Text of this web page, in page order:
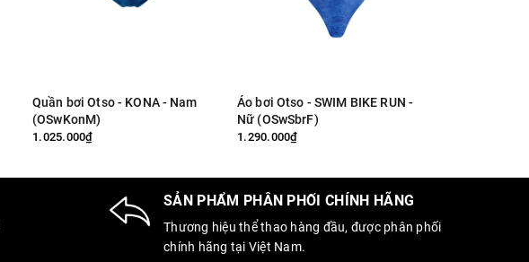
Quần bơi Otso - KONA - Nam
(OSwKonM)
1.025.000₫
Áo bơi Otso - SWIM BIKE RUN -
Nữ (OSwSbrF)
1.290.000₫
SẢN PHẨM PHÂN PHỐI CHÍNH HÃNG
Thương hiệu thể thao hàng đầu, được phân phối
chính hãng tại Việt Nam.